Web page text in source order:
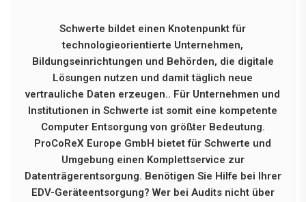
Schwerte bildet einen Knotenpunkt für
technologieorientierte Unternehmen,
Bildungseinrichtungen und Behörden, die digitale
Lösungen nutzen und damit täglich neue
vertrauliche Daten erzeugen.. Für Unternehmen und
Institutionen in Schwerte ist somit eine kompetente
Computer Entsorgung von größter Bedeutung.
ProCoReX Europe GmbH bietet für Schwerte und
Umgebung einen Komplettservice zur
Datenträgerentsorgung. Benötigen Sie Hilfe bei Ihrer
EDV-Geräteentsorgung? Wer bei Audits nicht über